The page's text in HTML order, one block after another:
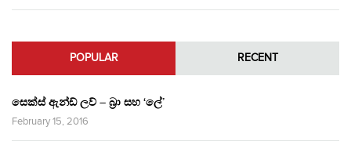
POPULAR RECENT
සෙක්ස් ඇන්ඩ් ලව් – බ්‍රා සහ ‘ලේ’
February 15, 2016